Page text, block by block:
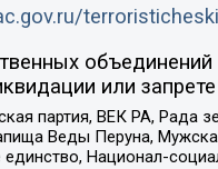
или
партия, ВЕК РА, Рада
Веды Перуна,
единство, Национал-